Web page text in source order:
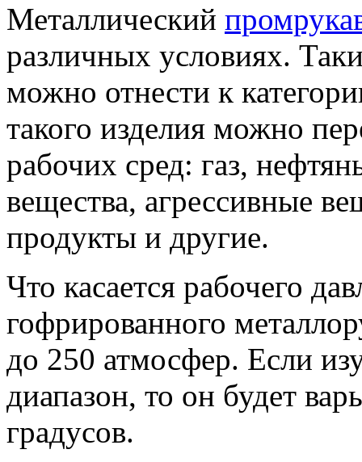
Металлический
различных условиях.
можно отнести к
такого изделия можно
рабочих сред: газ,
вещества, агрессивные
продукты и другие.
Что касается рабочего
гофрированного
до 250 атмосфер. Если
диапазон, то он будет
градусов.